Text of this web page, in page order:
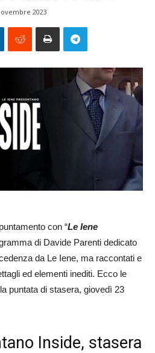
2023
con “Le Iene
di Davide Parenti dedicato
da Le Iene, ma raccontati e
ed elementi inediti. Ecco le
puntata di stasera, giovedì 23
Inside, stasera